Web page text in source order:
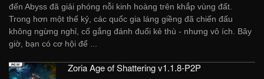
đến Abyss đã giải phóng nỗi kinh hoàng trên khắp vùng đất.
Trong hơn một thế kỷ, các quốc gia láng giềng đã chiến đấu
không ngừng nghỉ, cố gắng đánh đuổi kẻ thù - nhưng vô ích. Bây
giờ, bạn có cơ hội để ...
Zoria Age of Shattering v1.1.8-P2P